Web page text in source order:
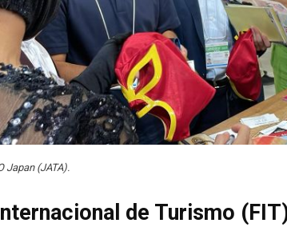
Japan (JATA).
de Turismo